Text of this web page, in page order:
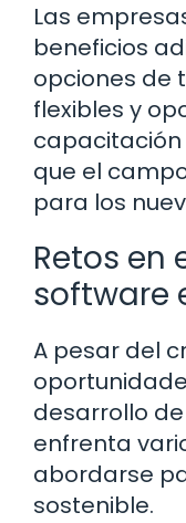
Las
beneficios
opciones de
flexibles y
capacitación
que el
para los
Retos en
software
A pesar del
desarrollo
enfrenta
abordarse
sostenible.